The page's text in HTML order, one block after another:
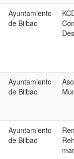
Ayuntamiento
de Bilbao
Ayuntamiento
de Bilbao
Ayuntamiento
de Bilbao